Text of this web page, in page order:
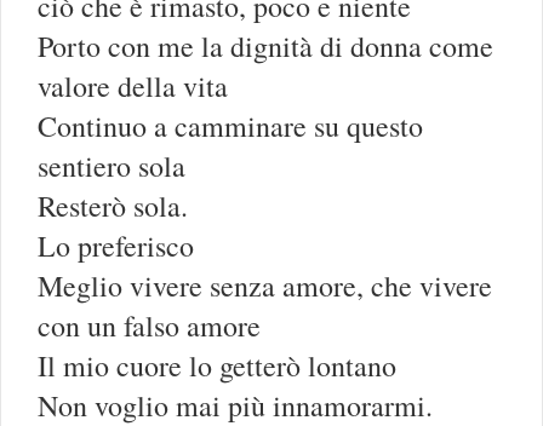
Porto con me la dignità di donna come
valore della vita
Continuo a camminare su questo
sentiero sola
Resterò sola.
Lo preferisco
Meglio vivere senza amore, che vivere
con un falso amore
Il mio cuore lo getterò lontano
Non voglio mai più innamorarmi.